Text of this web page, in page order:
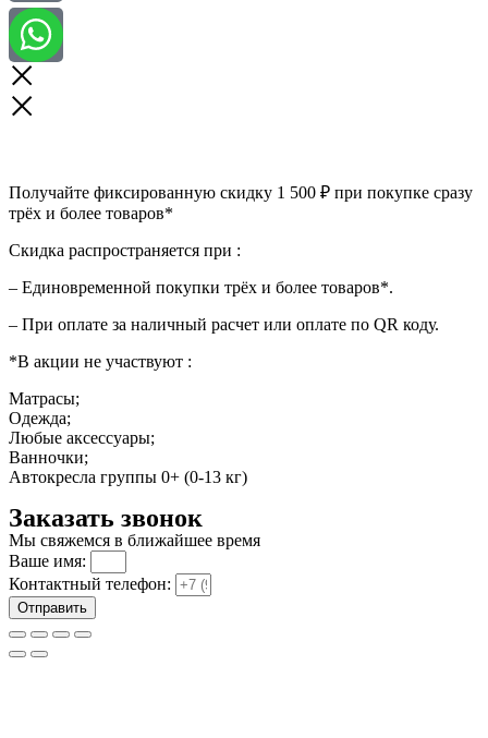
Получайте фиксированную скидку 1 500 ₽ при покупке сразу
трёх и более товаров*
Скидка распространяется при :
– Единовременной покупки трёх и более товаров*.
– При оплате за наличный расчет или оплате по QR коду.
*В акции не участвуют :
Матрасы;
Одежда;
Любые аксессуары;
Ванночки;
Автокресла группы 0+ (0-13 кг)
Заказать звонок
Мы свяжемся в ближайшее время
Ваше имя:
Контактный телефон:
Отправить